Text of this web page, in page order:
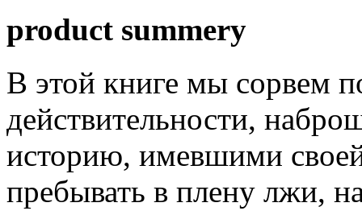
product summery
В этой книге мы сорвем
действительности,
историю, имевшими
пребывать в плену лжи,